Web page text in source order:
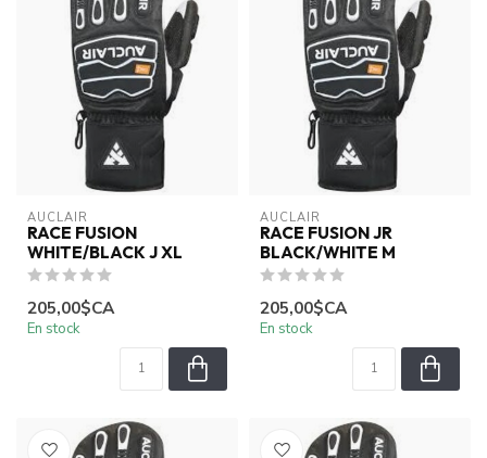
AUCLAIR
RACE FUSION
WHITE/BLACK J XL
205,00$CA
En stock
AUCLAIR
RACE FUSION JR
BLACK/WHITE M
205,00$CA
En stock